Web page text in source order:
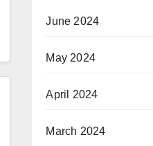
June 2024
May 2024
April 2024
March 2024